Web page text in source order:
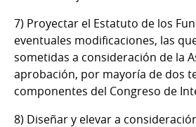
7) Proyectar el Estatuto de los
eventuales modificaciones, las
sometidas a consideración de la
aprobación, por mayoría de dos
componentes del Congreso de
8) Diseñar y elevar a